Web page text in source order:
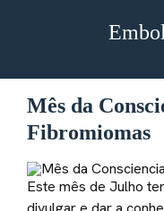
Mês da
Fibromiomas
Este mês de Julho